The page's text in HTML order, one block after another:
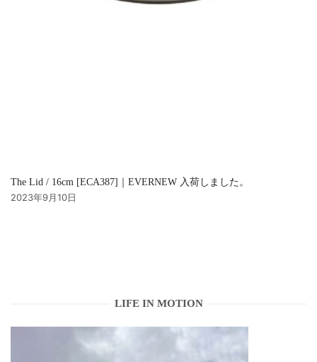
The Lid / 16cm [ECA387]｜EVERNEW 入荷しました。
2023年9月10日
LIFE IN MOTION